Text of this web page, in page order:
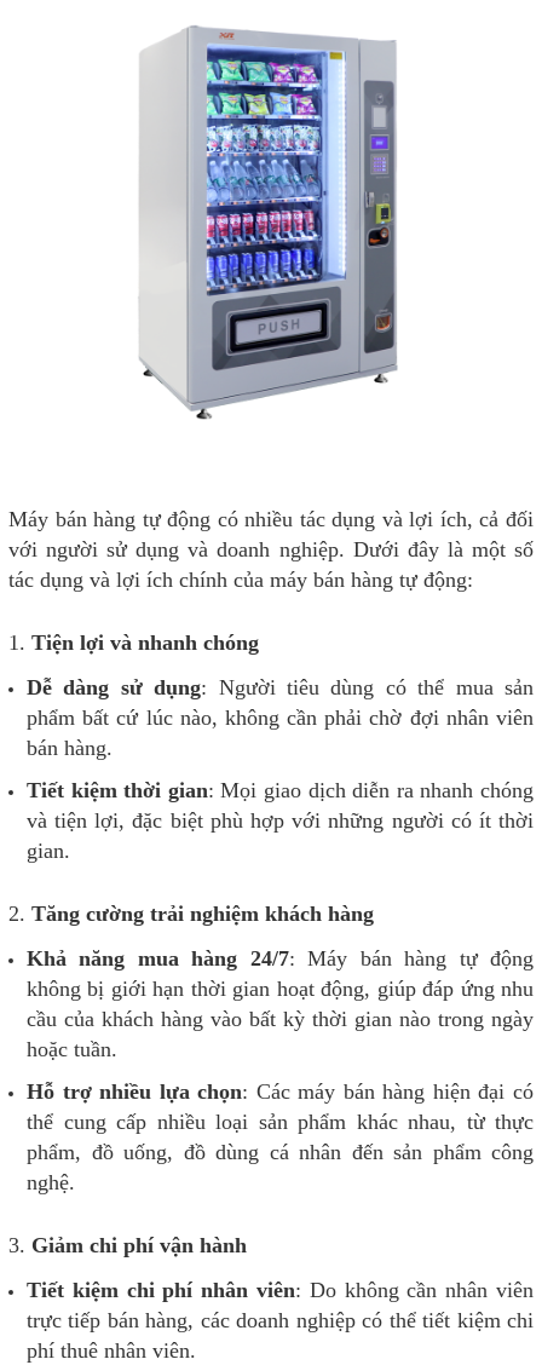
Máy bán hàng tự động có nhiều tác dụng và lợi ích, cả đối
với người sử dụng và doanh nghiệp. Dưới đây là một số
tác dụng và lợi ích chính của máy bán hàng tự động:
1. Tiện lợi và nhanh chóng
Dễ dàng sử dụng: Người tiêu dùng có thể mua sản
phẩm bất cứ lúc nào, không cần phải chờ đợi nhân viên
bán hàng.
Tiết kiệm thời gian: Mọi giao dịch diễn ra nhanh chóng
và tiện lợi, đặc biệt phù hợp với những người có ít thời
gian.
2. Tăng cường trải nghiệm khách hàng
Khả năng mua hàng 24/7: Máy bán hàng tự động
không bị giới hạn thời gian hoạt động, giúp đáp ứng nhu
cầu của khách hàng vào bất kỳ thời gian nào trong ngày
hoặc tuần.
Hỗ trợ nhiều lựa chọn: Các máy bán hàng hiện đại có
thể cung cấp nhiều loại sản phẩm khác nhau, từ thực
phẩm, đồ uống, đồ dùng cá nhân đến sản phẩm công
nghệ.
3. Giảm chi phí vận hành
Tiết kiệm chi phí nhân viên: Do không cần nhân viên
trực tiếp bán hàng, các doanh nghiệp có thể tiết kiệm chi
phí thuê nhân viên.